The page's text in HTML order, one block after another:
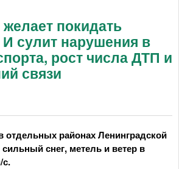
покидать
сулит нарушения в
рост числа ДТП и
связи
отдельных районах Ленинградской
снег, метель и ветер в
с.